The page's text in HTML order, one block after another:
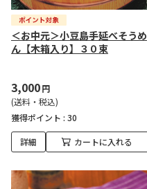
＜お中元＞小豆島手延べそうめ
ん【木箱入り】３０束
3,000円
(送料・税込)
獲得ポイント : 30
詳細 カートに入れる